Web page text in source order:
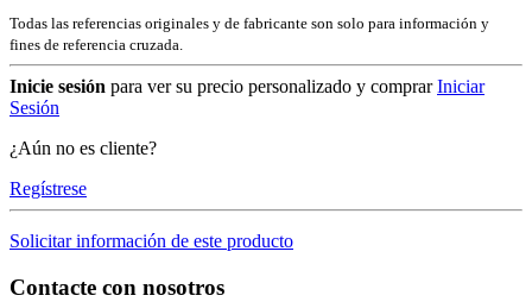
Todas las referencias originales y de fabricante son solo para información y
fines de referencia cruzada.
Inicie sesión para ver su precio personalizado y comprar Iniciar
Sesión
¿Aún no es cliente?
Regístrese
Solicitar información de este producto
Contacte con nosotros